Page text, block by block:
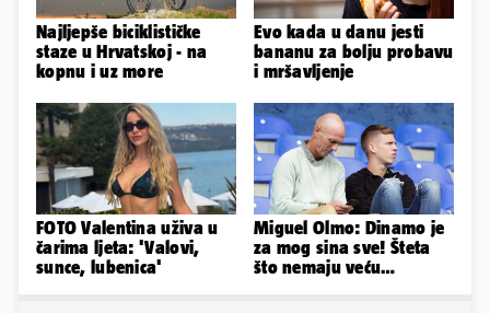
Najljepše biciklističke
staze u Hrvatskoj - na
kopnu i uz more
Evo kada u danu jesti
bananu za bolju probavu
i mršavljenje
FOTO Valentina uživa u
čarima ljeta: 'Valovi,
sunce, lubenica'
Miguel Olmo: Dinamo je
za mog sina sve! Šteta
što nemaju veću